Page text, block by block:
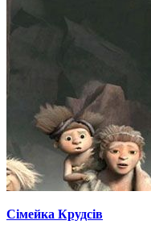
Сімейка Крудсів